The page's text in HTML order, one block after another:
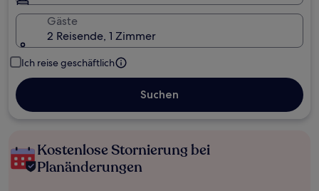
Gäste
2 Reisende, 1 Zimmer
Ich reise geschäftlich
Suchen
Kostenlose Stornierung bei
Planänderungen